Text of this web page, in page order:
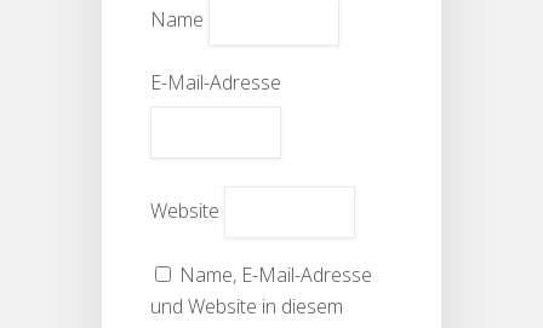
Name
E-Mail-Adresse
Website
Name, E-Mail-Adresse
und Website in diesem